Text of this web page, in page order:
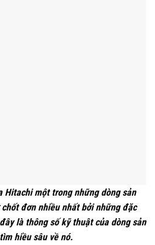
Hitachi một trong những dòng sản
đơn nhiều nhất bởi những đặc
là thông số kỹ thuật của dòng sản
hiều sâu về nó.